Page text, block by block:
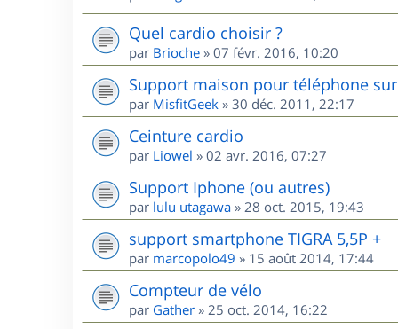
Quel cardio choisir ?
par Brioche » 07 févr. 2016, 10:20
Support maison pour téléphone
par MisfitGeek » 30 déc. 2011, 22:17
Ceinture cardio
par Liowel » 02 avr. 2016, 07:27
Support Iphone (ou autres)
par lulu utagawa » 28 oct. 2015, 19:43
support smartphone TIGRA 5,5P +
par marcopolo49 » 15 août 2014, 17:44
Compteur de vélo
par Gather » 25 oct. 2014, 16:22